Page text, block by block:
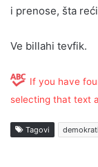
i prenose, šta
Ve billahi tevfik.
If you have
selecting that text
Tagovi